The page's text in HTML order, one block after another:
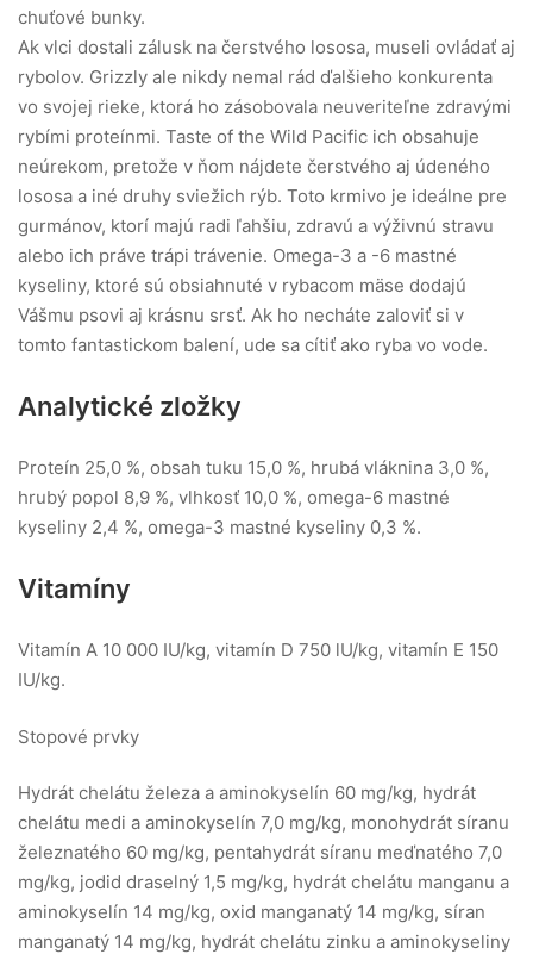
chuťové bunky.
Ak vlci dostali zálusk na čerstvého lososa, museli ovládať aj
rybolov. Grizzly ale nikdy nemal rád ďalšieho konkurenta
vo svojej rieke, ktorá ho zásobovala neuveriteľne zdravými
rybími proteínmi. Taste of the Wild Pacific ich obsahuje
neúrekom, pretože v ňom nájdete čerstvého aj údeného
lososa a iné druhy sviežich rýb. Toto krmivo je ideálne pre
gurmánov, ktorí majú radi ľahšiu, zdravú a výživnú stravu
alebo ich práve trápi trávenie. Omega-3 a -6 mastné
kyseliny, ktoré sú obsiahnuté v rybacom mäse dodajú
Vášmu psovi aj krásnu srsť. Ak ho necháte zaloviť si v
tomto fantastickom balení, ude sa cítiť ako ryba vo vode.
Analytické zložky
Proteín 25,0 %, obsah tuku 15,0 %, hrubá vláknina 3,0 %,
hrubý popol 8,9 %, vlhkosť 10,0 %, omega-6 mastné
kyseliny 2,4 %, omega-3 mastné kyseliny 0,3 %.
Vitamíny
Vitamín A 10 000 IU/kg, vitamín D 750 lU/kg, vitamín E 150
IU/kg.
Stopové prvky
Hydrát chelátu železa a aminokyselín 60 mg/kg, hydrát
chelátu medi a aminokyselín 7,0 mg/kg, monohydrát síranu
železnatého 60 mg/kg, pentahydrát síranu meďnatého 7,0
mg/kg, jodid draselný 1,5 mg/kg, hydrát chelátu manganu a
aminokyselín 14 mg/kg, oxid manganatý 14 mg/kg, síran
manganatý 14 mg/kg, hydrát chelátu zinku a aminokyseliny